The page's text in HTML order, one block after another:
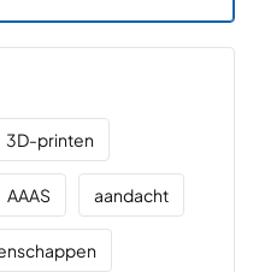
3D-printen
AAAS aandacht